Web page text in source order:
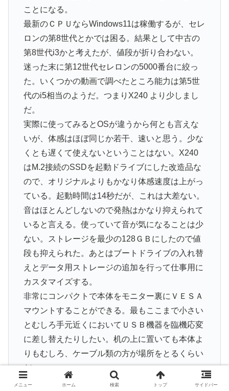
ことになる。
最新のＣＰＵならWindows11は稼働するが、セレ
ロンの第8世代とかでは困る。結果として中古の
第8世代i3かと考えたが、値段が折り合わない。
迷った末に第12世代セレロンの5000番台に絞っ
た。いくつかの動画で調べたところ能力は第5世
代のi5相当のようだ。つまりX240 より少しまし
だ。
実際に使ってみるとOSが違うから何とも言えな
いが、体感はほぼ同じか若干、速いと思う。少な
くとも遅くて使えないということはない。X240
はM.2接続のSSDを起動ドライブにした改造品な
ので、オリジナルよりもかなり体感速度は上がっ
ている。起動時間は14秒だが、これは大差ない。
音はほとんどしないので発熱はかなり抑えられて
いると言える。使っていて音が気になることは少
ない。ストレージを最少の128ＧＢにしたので値
段も抑えられた。あとはブートドライブの入れ替
えとデータ用ストレージの追加を行って仕事用に
カスタマイズする。
非常にコンパクトで本体をモニター裏にＶＥＳＡ
マウントすることができる。最もここまで小さい
とむしろ手元近くにおいてＵＳＢ機器を臨機応変
に差し替えたりしたい。机の上に置いても本体よ
りもむしろ、ケーブル類の方が場所をとるくらい
だ。
この機械なら本体とモバイルモニター、あとはキ
メニュー ホーム 検索 トップ サイドバー